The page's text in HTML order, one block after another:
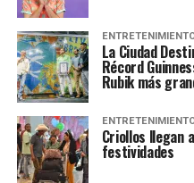
La Ciudad
Récord
Rubik más
Criollos llegan
festividades